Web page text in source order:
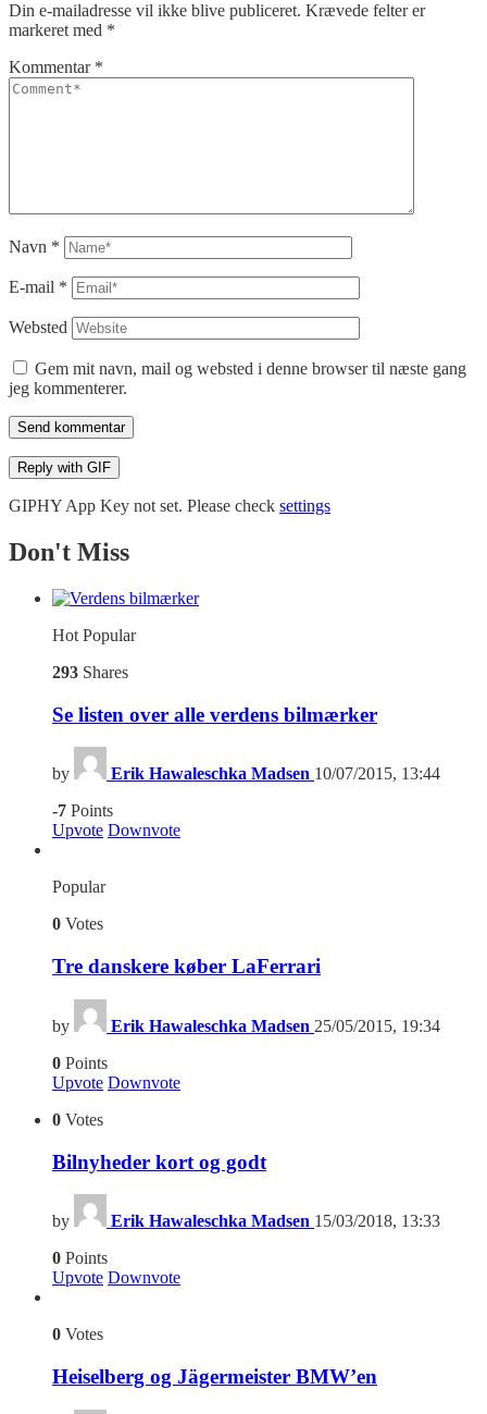
Din e-mailadresse vil ikke blive publiceret. Krævede felter er
markeret med *
Kommentar *
Navn *
E-mail *
Websted
Gem mit navn, mail og websted i denne browser til næste gang
jeg kommenterer.
Send kommentar
Reply with GIF
GIPHY App Key not set. Please check settings
Don't Miss
Hot Popular
293 Shares
Se listen over alle verdens bilmærker
by Erik Hawaleschka Madsen 10/07/2015, 13:44
-7 Points
Upvote Downvote
Popular
0 Votes
Tre danskere køber LaFerrari
by Erik Hawaleschka Madsen 25/05/2015, 19:34
0 Points
Upvote Downvote
0 Votes
Bilnyheder kort og godt
by Erik Hawaleschka Madsen 15/03/2018, 13:33
0 Points
Upvote Downvote
0 Votes
Heiselberg og Jägermeister BMW’en